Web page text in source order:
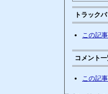
トラック
この記
コメント
この記